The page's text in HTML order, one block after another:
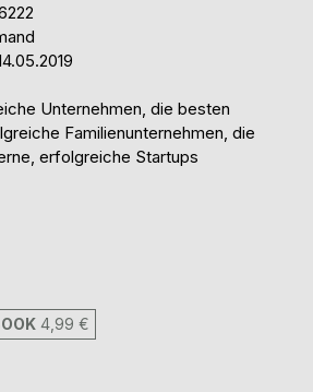
Unternehmen, die besten
Familienunternehmen, die
erfolgreiche Startups
4,99 €